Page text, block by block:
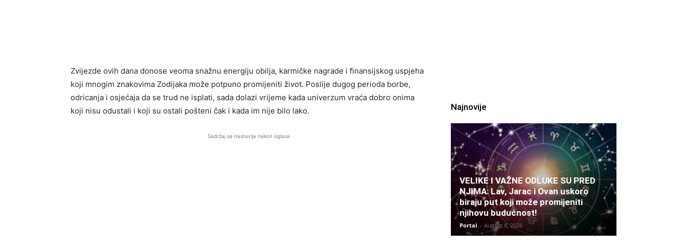
Zvijezde ovih dana donose veoma snažnu energiju obilja, karmičke nagrade i finansijskog uspjeha
koji mnogim znakovima Zodijaka može potpuno promijeniti život. Poslije dugog perioda borbe,
odricanja i osjećaja da se trud ne isplati, sada dolazi vrijeme kada univerzum vraća dobro onima
koji nisu odustali i koji su ostali pošteni čak i kada im nije bilo lako.
Sadržaj se nastavlja nakon oglasa
Najnovije
VELIKE I VAŽNE ODLUKE SU PRED
NJIMA: Lav, Jarac i Ovan uskoro
biraju put koji može promijeniti
njihovu budućnost!
Portal - August 8, 2026